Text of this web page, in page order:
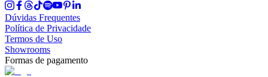
Dúvidas Frequentes
Política de Privacidade
Termos de Uso
Showrooms
Formas de pagamento